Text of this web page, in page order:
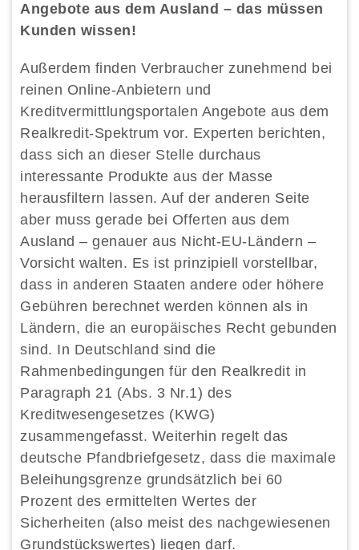
Angebote aus dem Ausland – das müssen
Kunden wissen!
Außerdem finden Verbraucher zunehmend bei
reinen Online-Anbietern und
Kreditvermittlungsportalen Angebote aus dem
Realkredit-Spektrum vor. Experten berichten,
dass sich an dieser Stelle durchaus
interessante Produkte aus der Masse
herausfiltern lassen. Auf der anderen Seite
aber muss gerade bei Offerten aus dem
Ausland – genauer aus Nicht-EU-Ländern –
Vorsicht walten. Es ist prinzipiell vorstellbar,
dass in anderen Staaten andere oder höhere
Gebühren berechnet werden können als in
Ländern, die an europäisches Recht gebunden
sind. In Deutschland sind die
Rahmenbedingungen für den Realkredit in
Paragraph 21 (Abs. 3 Nr.1) des
Kreditwesengesetzes (KWG)
zusammengefasst. Weiterhin regelt das
deutsche Pfandbriefgesetz, dass die maximale
Beleihungsgrenze grundsätzlich bei 60
Prozent des ermittelten Wertes der
Sicherheiten (also meist des nachgewiesenen
Grundstückswertes) liegen darf.